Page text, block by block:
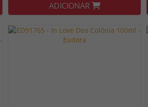
ADICIONAR